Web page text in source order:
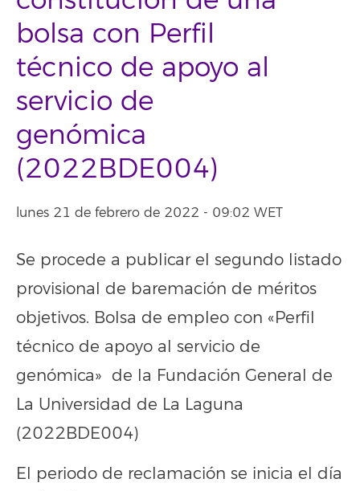
bolsa con Perfil
técnico de apoyo al
servicio de
genómica
(2022BDE004)
lunes 21 de febrero de 2022 - 09:02 WET
Se procede a publicar el segundo listado
provisional de baremación de méritos
objetivos. Bolsa de empleo con «Perfil
técnico de apoyo al servicio de
genómica» de la Fundación General de
La Universidad de La Laguna
(2022BDE004)
El periodo de reclamación se inicia el día